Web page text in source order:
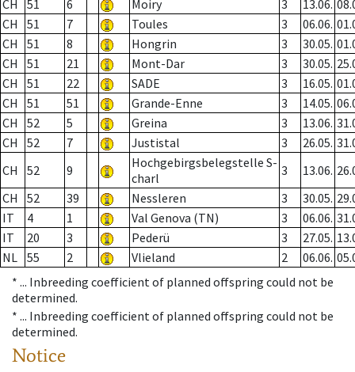
CH 51 6 Moiry 3 13.06.
CH
51 7 Toules 3 06.06.
CH
51 8 Hongrin 3 30.05.
CH
51 21 Mont-Dar 3 30.05.
CH
51 22 SADE 3 16.05.
CH
51 51 Grande-Enne 3 14.05.
CH
52 5 Greina 3 13.06.
CH
52 7 Justistal 3 26.05.
CH
52 9
Hochgebirgsbelegstelle S-
charl
3 13.06.
CH
52 39 Nessleren 3 30.05.
IT
4 1 Val Genova (TN) 3 06.06.
IT
20 3 Pederü 3 27.05.
NL 55 2 Vlieland 2 06.06.
* ... Inbreeding coefficient of planned offspring could not be
determined.
* ... Inbreeding coefficient of planned offspring could not be
determined.
Notice